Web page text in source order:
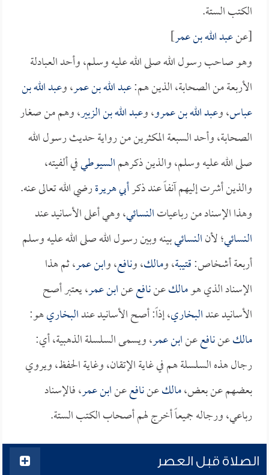
الكتب الستة.
[عنعبد الله بن عمر]
وهو صاحب رسول الله صلى الله عليه وسلم، وأحد العبادلة
الأربعة من الصحابة، الذين هم:عبد الله بن عمر، وعبد الله بن
عباس، وعبد الله بن عمرو، وعبد الله بن الزبير، وهم من صغار
الصحابة، وأحد السبعة المكثرين من رواية حديث رسول الله
صلى الله عليه وسلم، والذين ذكرهمالسيوطيفي ألفيته،
والذين أشرت إليهم آنفاً عند ذكرأبي هريرةرضي الله تعالى عنه.
وهذا الإسناد من رباعياتالنسائي، وهي أعلى الأسانيد عند
النسائي؛ لأنالنسائيبينه وبين رسول الله صلى الله عليه وسلم
أربعة أشخاص:قتيبة، ومالك، ونافع، وابن عمر، ثم هذا
الإسناد الذي هومالكعننافععنابن عمر، يعتبر أصح
الأسانيد عندالبخاري، إذاً: أصح الأسانيد عندالبخاريهو:
مالكعننافععنابن عمر، ويسمى السلسلة الذهبية، أي:
رجال هذه السلسلة هم في غاية الإتقان، وغاية الحفظ، ويروي
بعضهم عن بعض،مالكعننافععنابن عمر، فالإسناد
رباعي، ورجاله جميعاً أخرج لهم أصحاب الكتب الستة.
الصلاة قبل العصر